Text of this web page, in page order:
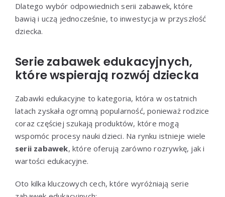
Dlatego wybór odpowiednich serii zabawek, które
bawią i uczą jednocześnie, to inwestycja w przyszłość
dziecka.
Serie zabawek edukacyjnych,
które wspierają rozwój dziecka
Zabawki edukacyjne to kategoria, która w ostatnich
latach zyskała ogromną popularność, ponieważ rodzice
coraz częściej szukają produktów, które mogą
wspomóc procesy nauki dzieci. Na rynku istnieje wiele
serii zabawek, które oferują zarówno rozrywkę, jak i
wartości edukacyjne.
Oto kilka kluczowych cech, które wyróżniają serie